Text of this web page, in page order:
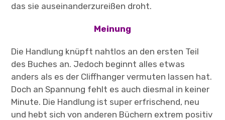
das sie auseinanderzureißen droht.
Meinung
Die Handlung knüpft nahtlos an den ersten Teil
des Buches an. Jedoch beginnt alles etwas
anders als es der Cliffhanger vermuten lassen hat.
Doch an Spannung fehlt es auch diesmal in keiner
Minute. Die Handlung ist super erfrischend, neu
und hebt sich von anderen Büchern extrem positiv